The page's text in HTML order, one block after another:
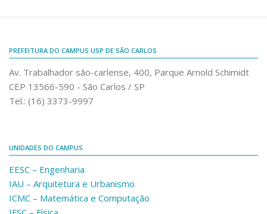
Creche e Pré-Escola
Comunicação e Informática
Programas e Ações
Terceira Idade
Pequeno Cidadão
Campus Universitário
PREFEITURA DO CAMPUS USP DE SÃO CARLOS
Av. Trabalhador são-carlense, 400, Parque Arnold Schimidt
CEP 13566-590 - São Carlos / SP
Tel.: (16) 3373-9997
UNIDADES DO CAMPUS
EESC – Engenharia
IAU – Arquitetura e Urbanismo
ICMC – Matemática e Computação